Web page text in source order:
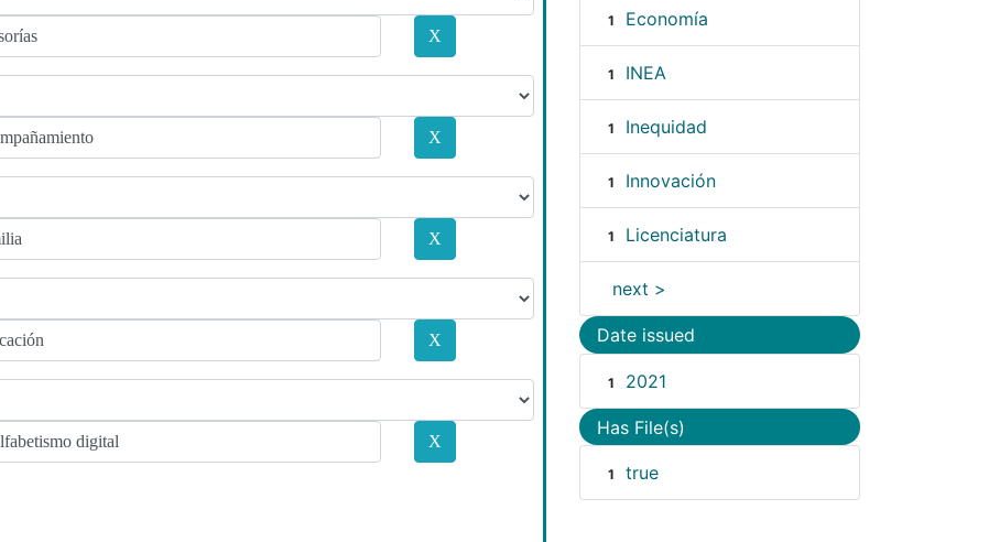
1 Economía
1 INEA
1 Inequidad
1 Innovación
1 Licenciatura
next >
Date issued
1 2021
Has File(s)
1 true